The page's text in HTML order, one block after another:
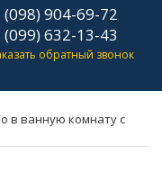
(098) 904-69-72
(099) 632-13-43
обратный звонок
в ванную комнату с